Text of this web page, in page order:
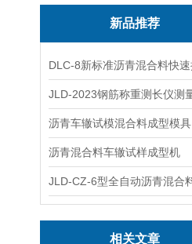
新品推荐
沥青车辙试模混合料成型模具
沥青混合料车辙试样成型机
相关文章